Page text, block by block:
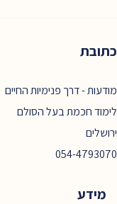
כתובת
מודעות - דרך פנימיות החיים
לימוד חכמת בעל הסולם
ירושלים
054-4793070
מידע